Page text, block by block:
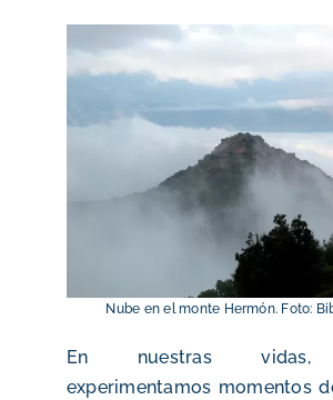
Nube en el monte Hermón. Foto:
En nuestras vidas,
experimentamos momentos